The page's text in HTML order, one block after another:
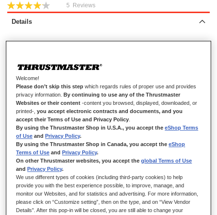
Beoordeling:
84
% of100
5 Reviews
Details
THRUSTMASTER HOTAS WARTHOG
JOYSTICK
De HOTAS WARTHOG USB-joystick met dubbele throttle is het
resultaat van een intensieve samenwerking tussen de
developmentteams van Thrustmaster en leden van de simmer-
community. Voortdurend werden er inzichten uitgewisseld en
proefmodellen ontwikkeld om tot de creatie van een joystick te
komen die zou voldoen aan de hoogste eisen van de experts.
Het resultaat is de HOTAS WARTHOG: een replicaset van de
joystick, het dubbele throttle-systeem en de dubbele throttle-
bediening uit het U.S. Air Force A-10C-aanvalstoestel.
Welcome!
Please don’t skip this step which regards rules of proper use and provides
privacy information.
By continuing to use any of the Thrustmaster
Websites or their content -content you browsed, displayed, downloaded, or
printed-,you accept electronic contracts and documents, and you
accept their Terms of Use and Privacy Policy
By using the Thrustmaster Shop in U.S.A., you accept theeShop Terms
of Use and Privacy Policy.
By using the Thrustmaster Shop in Canada, you accept theeShop
Terms of Use and Privacy Policy.
On other Thrustmaster websites, you accept theglobal Terms of Use
and Privacy Policy.
We use different types of cookies (including third-party cookies) to help
provide you with the best experience possible, to improve, manage, and
monitor our Websites, and for statistics and advertising. For more information,
please click on “Customize setting”, then on the type, and on “View Vendor
Details”. After this pop-in will be closed, you are still able to change your